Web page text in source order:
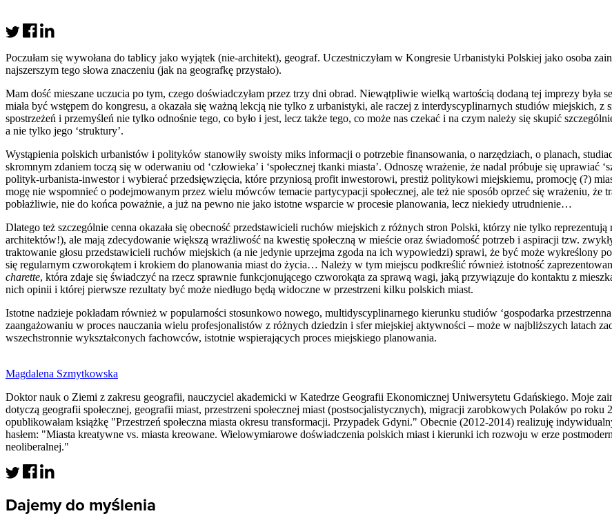
Poczułam się wywołana do tablicy jako wyjątek (nie-architekt), geograf. Uczestniczyłam w Kongresie Urbanistyki Polskiej jako osoba
najszerszym tego słowa znaczeniu (jak na geografkę przystało).
Mam dość mieszane uczucia po tym, czego doświadczyłam przez trzy dni obrad. Niewątpliwie wielką wartością dodaną tej imprezy była
miała być wstępem do kongresu, a okazała się ważną lekcją nie tylko z urbanistyki, ale raczej z interdyscyplinarnych studiów miejskich, z
spostrzeżeń i przemyśleń nie tylko odnośnie tego, co było i jest, lecz także tego, co może nas czekać i na czym należy się skupić
a nie tylko jego ‘struktury’.
Wystąpienia polskich urbanistów i polityków stanowiły swoisty miks informacji o potrzebie finansowania, o narzędziach, o planach,
skromnym zdaniem toczą się w oderwaniu od ‘człowieka’ i ‘społecznej tkanki miasta’. Odnoszę wrażenie, że nadal próbuje się uprawiać
polityk-urbanista-inwestor i wybierać przedsięwzięcia, które przyniosą profit inwestorowi, prestiż politykowi miejskiemu, promocję (?)
mogę nie wspomnieć o podejmowanym przez wielu mówców temacie partycypacji społecznej, ale też nie sposób oprzeć się wrażeniu, że
pobłażliwie, nie do końca poważnie, a już na pewno nie jako istotne wsparcie w procesie planowania, lecz niekiedy utrudnienie…
Dlatego też szczególnie cenna okazała się obecność przedstawicieli ruchów miejskich z różnych stron Polski, którzy nie tylko
architektów!), ale mają zdecydowanie większą wrażliwość na kwestię społeczną w mieście oraz świadomość potrzeb i aspiracji tzw.
traktowanie głosu przedstawicieli ruchów miejskich (a nie jedynie uprzejma zgoda na ich wypowiedzi) sprawi, że być może wykreślony
się regularnym czworokątem i krokiem do planowania miast do życia… Należy w tym miejscu podkreślić również istotność
charette, która zdaje się świadczyć na rzecz sprawnie funkcjonującego czworokąta za sprawą wagi, jaką przywiązuje do kontaktu z
nich opinii i której pierwsze rezultaty być może niedługo będą widoczne w przestrzeni kilku polskich miast.
Istotne nadzieje pokładam również w popularności stosunkowo nowego, multidyscyplinarnego kierunku studiów ‘gospodarka
zaangażowaniu w proces nauczania wielu profesjonalistów z różnych dziedzin i sfer miejskiej aktywności – może w najbliższych latach
wszechstronnie wykształconych fachowców, istotnie wspierających proces miejskiego planowania.
Magdalena Szmytkowska
Doktor nauk o Ziemi z zakresu geografii, nauczyciel akademicki w Katedrze Geografii Ekonomicznej Uniwersytetu Gdańskiego. Moje
dotyczą geografii społecznej, geografii miast, przestrzeni społecznej miast (postsocjalistycznych), migracji zarobkowych Polaków po roku
opublikowałam książkę "Przestrzeń społeczna miasta okresu transformacji. Przypadek Gdyni." Obecnie (2012-2014) realizuję
hasłem: "Miasta kreatywne vs. miasta kreowane. Wielowymiarowe doświadczenia polskich miast i kierunki ich rozwoju w erze
neoliberalnej."
Dajemy do myślenia